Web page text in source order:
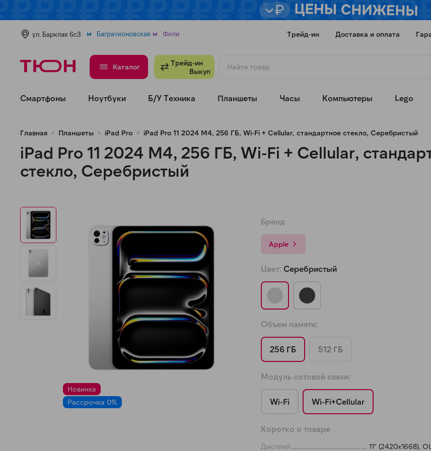
ул. Барклая 6с3 Багратионовская Фили Трейд-ин Доставка и оплата
Каталог
Трейд-ин
Выкуп
Смартфоны Ноутбуки Б/У Техника Планшеты Часы Компьютеры Lego
Главная Планшеты iPad Pro iPad Pro 11 2024 M4, 256 ГБ, Wi-Fi + Cellular, стандартное стекло, Серебристый
iPad Pro 11 2024 M4, 256 ГБ, Wi-Fi + Cellular,
стекло, Серебристый
Новинка
Рассрочка 0%
Бренд
Apple
Цвет: Серебристый
Объем памяти:
256 ГБ 512 ГБ
Модуль сотовой связи:
Wi-Fi Wi-Fi+Cellular
Коротко о товаре
Дисплей 11" (2420x1668),
на частибез переплат
Оплачивайте сегодня только